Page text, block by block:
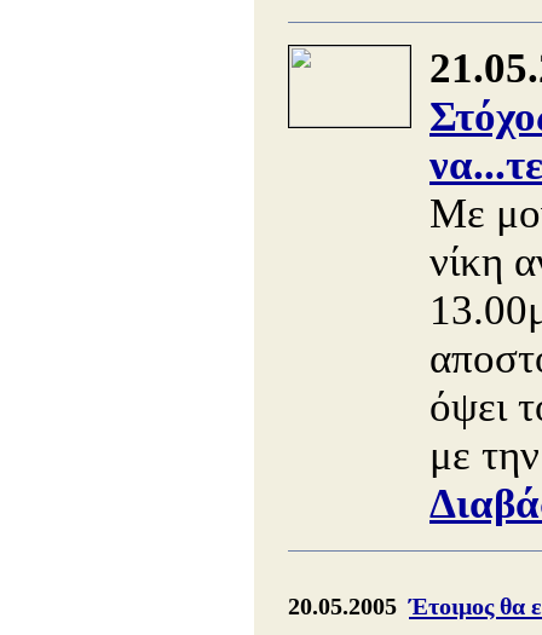
Με
νίκη
όψει
με
20.05.2005Έτοιμος θα